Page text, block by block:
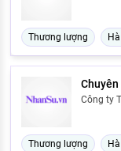
Thương lượng
Công ty
Thương lượng